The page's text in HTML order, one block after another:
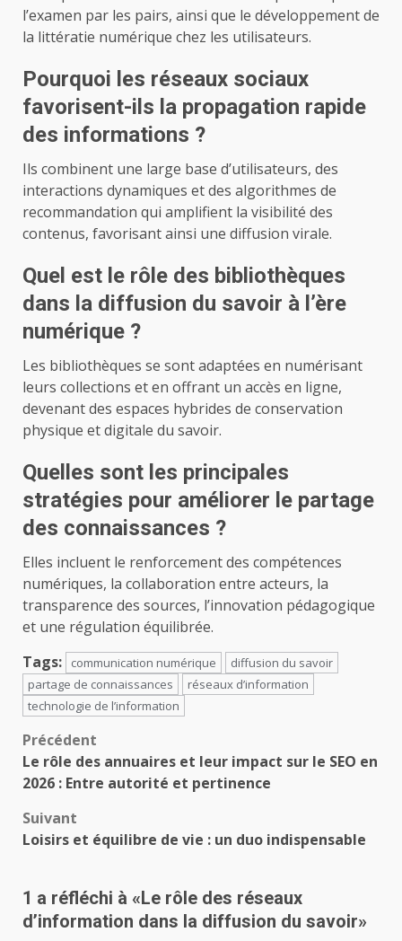
l’examen par les pairs, ainsi que le développement de
la littératie numérique chez les utilisateurs.
Pourquoi les réseaux sociaux
favorisent-ils la propagation rapide
des informations ?
Ils combinent une large base d’utilisateurs, des
interactions dynamiques et des algorithmes de
recommandation qui amplifient la visibilité des
contenus, favorisant ainsi une diffusion virale.
Quel est le rôle des bibliothèques
dans la diffusion du savoir à l’ère
numérique ?
Les bibliothèques se sont adaptées en numérisant
leurs collections et en offrant un accès en ligne,
devenant des espaces hybrides de conservation
physique et digitale du savoir.
Quelles sont les principales
stratégies pour améliorer le partage
des connaissances ?
Elles incluent le renforcement des compétences
numériques, la collaboration entre acteurs, la
transparence des sources, l’innovation pédagogique
et une régulation équilibrée.
Tags:
communication numérique
diffusion du savoir
partage de connaissances
réseaux d’information
technologie de l’information
Navigation
d’article
Précédent
Le rôle des annuaires et leur impact sur le SEO en
2026 : Entre autorité et pertinence
Suivant
Loisirs et équilibre de vie : un duo indispensable
1 a réfléchi à «Le rôle des réseaux
d’information dans la diffusion du savoir»